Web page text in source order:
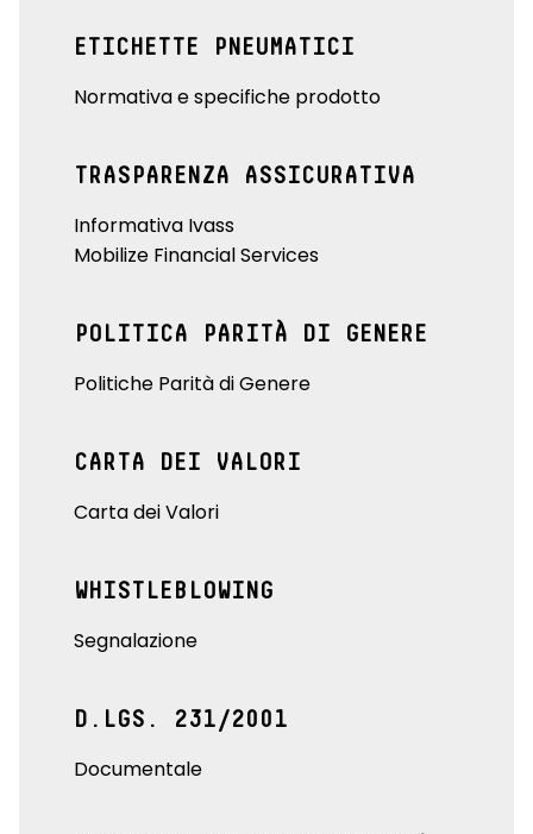
ETICHETTE PNEUMATICI
Normativa e specifiche prodotto
TRASPARENZA ASSICURATIVA
Informativa Ivass
Mobilize Financial Services
POLITICA PARITÀ DI GENERE
Politiche Parità di Genere
CARTA DEI VALORI
Carta dei Valori
WHISTLEBLOWING
Segnalazione
D.LGS. 231/2001
Documentale